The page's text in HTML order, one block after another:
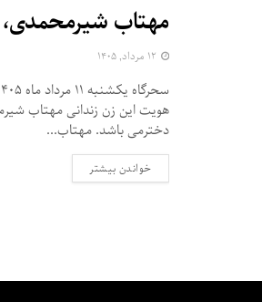
مهتاب شیرمحمدی، ۳۲ ساله و مادر یک دختر، در زندان یاسوج اعدام شد
دخترمی باشد. مهتاب...
خواندن بیشتر